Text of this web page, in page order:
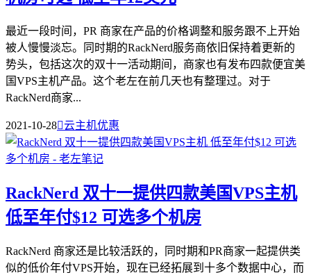
最近一段时间，PR 商家在产品的价格调整和服务跟不上开始
被人慢慢淡忘。同时期的RackNerd服务商依旧保持着更新的
势头，包括这次的双十一活动期间，商家也有发布四款便宜美
国VPS主机产品。这个老左在前几天也有整理过。对于
RackNerd商家...
2021-10-28云主机优惠
RackNerd 双十一提供四款美国VPS主机
低至年付$12 可选多个机房
RackNerd 商家还是比较活跃的，同时期和PR商家一起提供类
似的低价年付VPS开始，现在已经拓展到十多个数据中心，而